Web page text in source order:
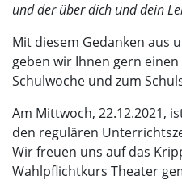
und der über dich und dein
Mit diesem Gedanken aus
geben wir Ihnen gern
Schulwoche und zum
Am Mittwoch, 22.12.2021,
den regulären
Wir freuen uns auf das
Wahlpflichtkurs Theater